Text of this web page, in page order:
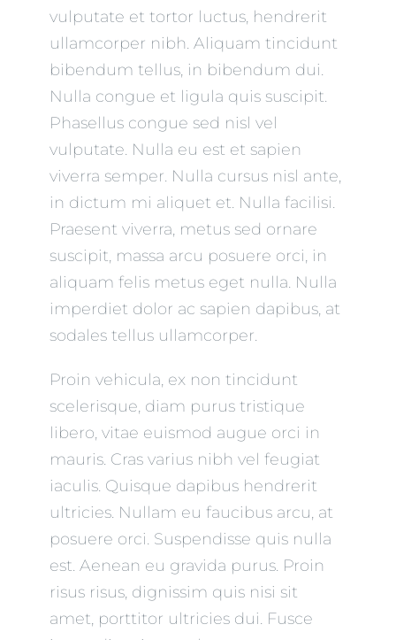
vulputate et tortor luctus, hendrerit
ullamcorper nibh. Aliquam tincidunt
bibendum tellus, in bibendum dui.
Nulla congue et ligula quis suscipit.
Phasellus congue sed nisl vel
vulputate. Nulla eu est et sapien
viverra semper. Nulla cursus nisl ante,
in dictum mi aliquet et. Nulla facilisi.
Praesent viverra, metus sed ornare
suscipit, massa arcu posuere orci, in
aliquam felis metus eget nulla. Nulla
imperdiet dolor ac sapien dapibus, at
sodales tellus ullamcorper.
Proin vehicula, ex non tincidunt
scelerisque, diam purus tristique
libero, vitae euismod augue orci in
mauris. Cras varius nibh vel feugiat
iaculis. Quisque dapibus hendrerit
ultricies. Nullam eu faucibus arcu, at
posuere orci. Suspendisse quis nulla
est. Aenean eu gravida purus. Proin
risus risus, dignissim quis nisi sit
amet, porttitor ultricies dui. Fusce